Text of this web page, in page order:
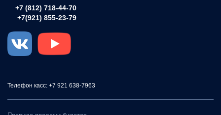
+7 (812) 718-44-70
+7(921) 855-23-79
Телефон касс: +7 921 638-7963